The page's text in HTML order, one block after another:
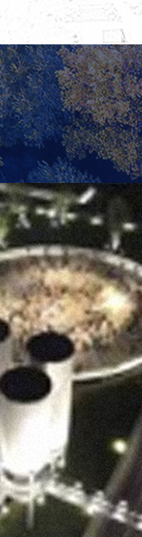
论证会，在
目由中国建筑
负责单位，我
国建筑科学研
乡建设部科技
建筑科技大学
公司、上海市
为参与单位，
成员李麟学教
筑科学研究院
主任、项目负
研究院有限公
究员出席了会
长石邢出席了
建筑绿色低碳
师、项目跟踪
学建筑工程
会零能耗建
华南理工大
工业大学建筑
授、中建科技
齐贺、天津大
等专家组成
及其他课题